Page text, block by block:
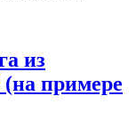
из
(на примере